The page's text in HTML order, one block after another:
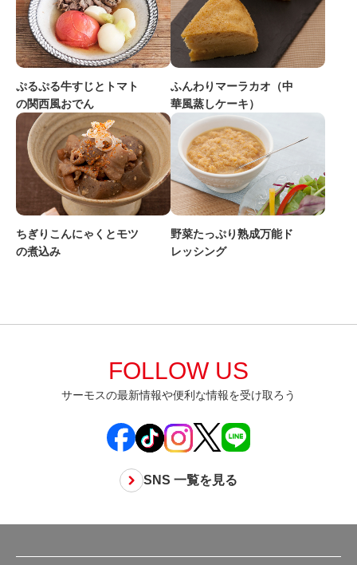
ぷるぷる牛すじとトマト
の関西風おでん
ふんわりマーラカオ（中
華風蒸しケーキ）
ちぎりこんにゃくとモツ
の煮込み
野菜たっぷり熟成万能ド
レッシング
FOLLOW US
サーモスの最新情報や便利な情報を受け取ろう
SNS 一覧を見る